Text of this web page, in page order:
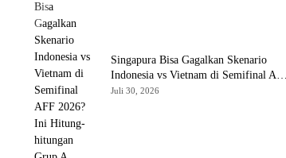
Singapura Bisa Gagalkan Skenario
Indonesia vs Vietnam di Semifinal AFF
2026? Ini Hitung-hitungan Grup A
Juli 30, 2026